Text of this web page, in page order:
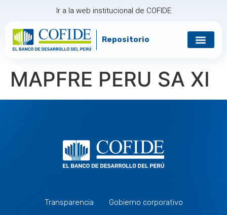
Ir a la web institucional de COFIDE
Repositorio
MAPFRE PERU SA XI
Transparencia
Gobierno corporativo